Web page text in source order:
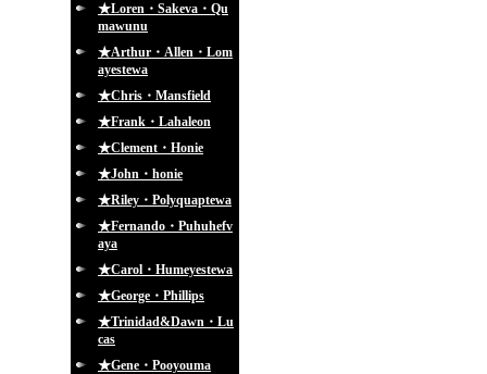
★Loren・Sakeva・Qu
mawunu
★Arthur・Allen・Lom
ayestewa
★Chris・Mansfield
★Frank・Lahaleon
★Clement・Honie
★John・honie
★Riley・Polyquaptewa
★Fernando・Puhuhefv
aya
★Carol・Humeyestewa
★George・Phillips
★Trinidad&Dawn・Lu
cas
★Gene・Pooyouma